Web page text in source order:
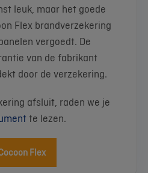
leuk, maar het goede
Flex brandverzekering
vergoedt. De
van de fabrikant
door de verzekering.
afsluit, raden we je
te lezen.
Flex